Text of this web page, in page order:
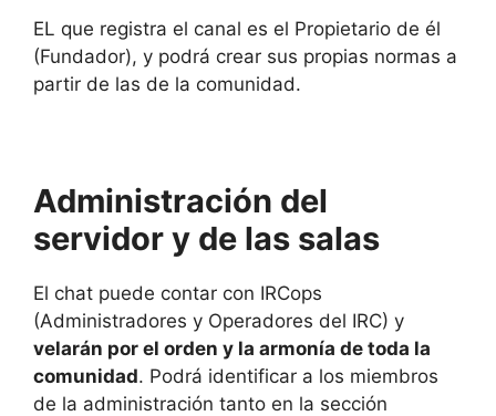
EL que registra el canal es el Propietario de él
(Fundador), y podrá crear sus propias normas a
partir de las de la comunidad.
Administración del
servidor y de las salas
El chat puede contar con IRCops
(Administradores y Operadores del IRC) y
velarán por el orden y la armonía de toda la
comunidad. Podrá identificar a los miembros
de la administración tanto en la sección